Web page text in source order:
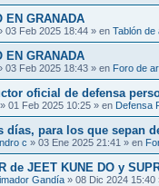
EN GRANADA
03 Feb 2025 18:44 » en Tablón de
EN GRANADA
03 Feb 2025 18:43 » en Foro de
oficial de defensa
» 01 Feb 2025 10:25 » en Defensa
días, para los que sepan
c » 03 Ene 2025 21:41 » en
de JEET KUNE DO y
Gandía » 08 Dic 2024 15:40